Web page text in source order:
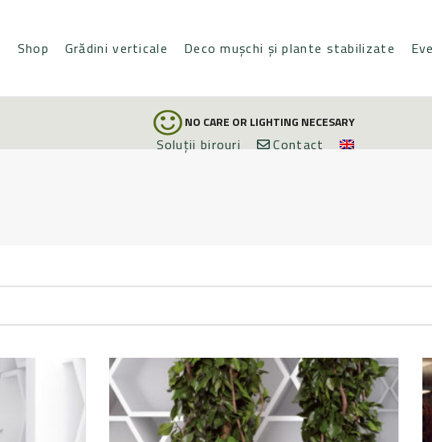
Shop Grădini verticale Deco mușchi și plante stabilizate
Soluții birouri Contact
NO CARE OR LIGHTING NECESARY